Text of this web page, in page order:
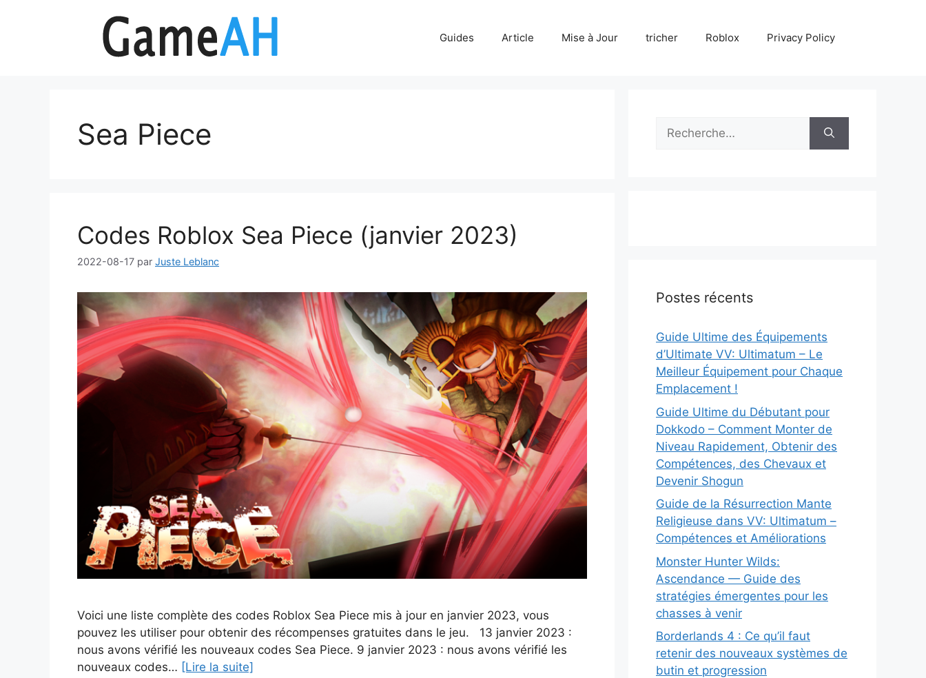
Guides Article Mise à Jour tricher Roblox Privacy Policy
Sea Piece
Codes Roblox Sea Piece (janvier 2023)
2022-08-17 par Juste Leblanc
Voici une liste complète des codes Roblox Sea Piece mis à jour en janvier 2023, vous
pouvez les utiliser pour obtenir des récompenses gratuites dans le jeu. 13 janvier 2023 :
nous avons vérifié les nouveaux codes Sea Piece. 9 janvier 2023 : nous avons vérifié les
nouveaux codes… [Lire la suite]
Rechercher :
Postes récents
Guide Ultime des Équipements
d’Ultimate VV: Ultimatum – Le
Meilleur Équipement pour Chaque
Emplacement !
Guide Ultime du Débutant pour
Dokkodo – Comment Monter de
Niveau Rapidement, Obtenir des
Compétences, des Chevaux et
Devenir Shogun
Guide de la Résurrection Mante
Religieuse dans VV: Ultimatum –
Compétences et Améliorations
Monster Hunter Wilds:
Ascendance — Guide des
stratégies émergentes pour les
chasses à venir
Borderlands 4 : Ce qu’il faut
retenir des nouveaux systèmes de
butin et progression